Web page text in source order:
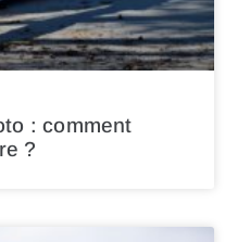
: comment
?